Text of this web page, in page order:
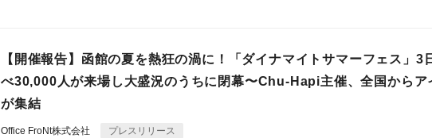
【開催報告】函館の夏を熱狂の渦に！「ダイナマイトサマーフェス」3
べ30,000人が来場し大盛況のうちに閉幕〜Chu-Hapi主催、全国からア
が集結
Office FroNt株式会社 プレスリリース